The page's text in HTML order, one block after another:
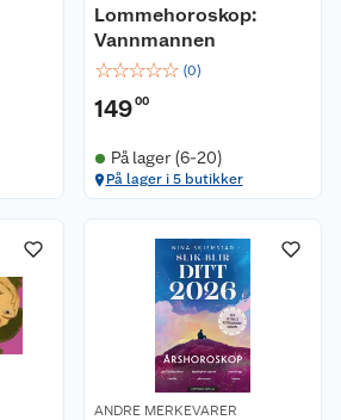
Lommehoroskop:
Vannmannen
☆☆☆☆☆ (0)
14900
På lager (6-20)
På lager i 5 butikker
ANDRE MERKEVARER